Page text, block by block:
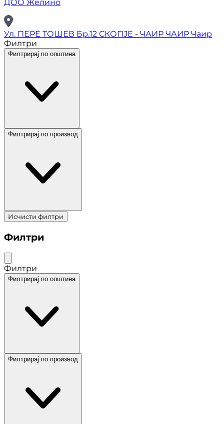
ДОО Желино
Ул. ПЕРЕ ТОШЕВ Бр.12 СКОПЈЕ - ЧАИР ЧАИР Чаир
Филтри
Филтрирај по општина
Филтрирај по производ
Исчисти филтри
Филтри
Филтри
Филтрирај по општина
Филтрирај по производ